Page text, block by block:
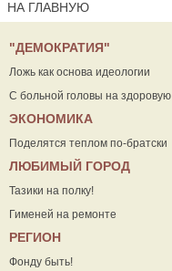
НА ГЛАВНУЮ
"ДЕМОКРАТИЯ"
Ложь как основа идеологии
С больной головы на здоровую
ЭКОНОМИКА
Поделятся теплом по-братски
ЛЮБИМЫЙ ГОРОД
Тазики на полку!
Гименей на ремонте
РЕГИОН
Фонду быть!